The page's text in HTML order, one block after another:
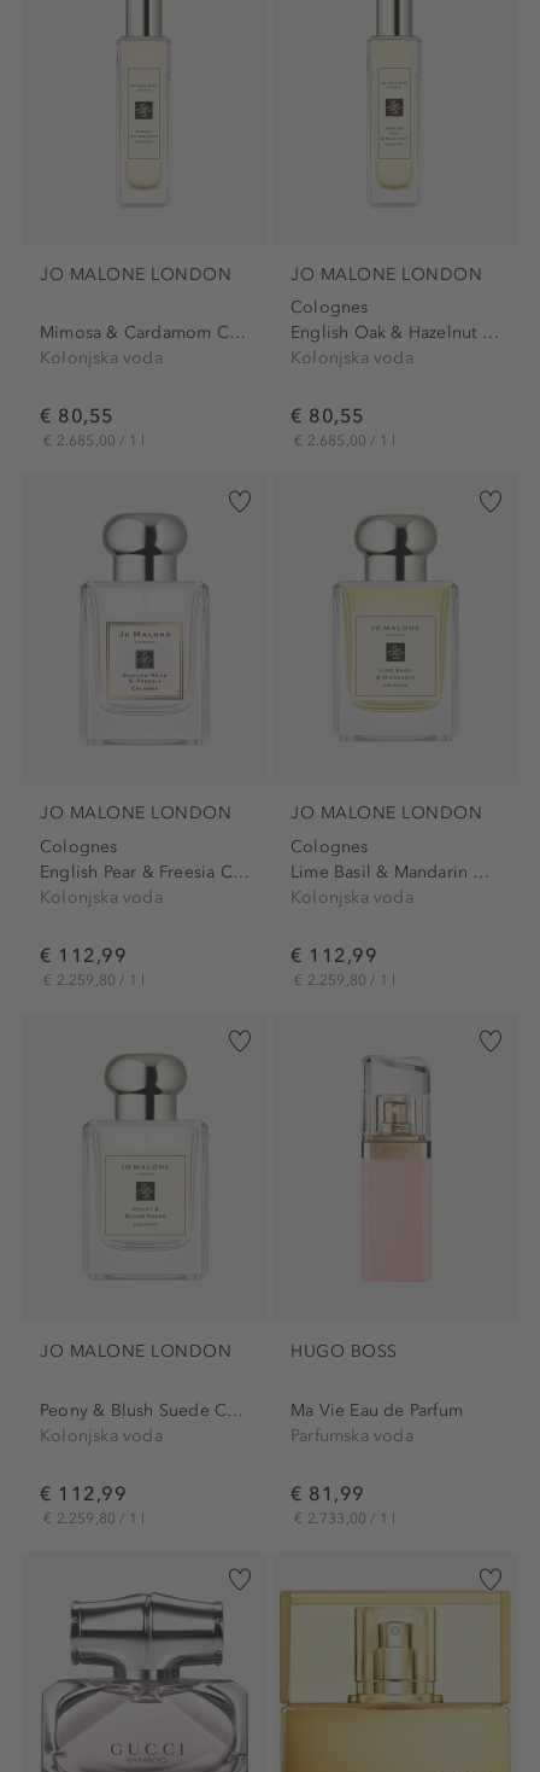
JO MALONE LONDON
Mimosa & Cardamom Cologne
Kolonjska voda
€ 80,55
€ 2.685,00 / 1 l
JO MALONE LONDON
Colognes
English Oak & Hazelnut Cologne
Kolonjska voda
€ 80,55
€ 2.685,00 / 1 l
JO MALONE LONDON
Colognes
English Pear & Freesia Cologne
Kolonjska voda
€ 112,99
€ 2.259,80 / 1 l
JO MALONE LONDON
Colognes
Lime Basil & Mandarin Cologne
Kolonjska voda
€ 112,99
€ 2.259,80 / 1 l
JO MALONE LONDON
Peony & Blush Suede Cologne
Kolonjska voda
€ 112,99
€ 2.259,80 / 1 l
HUGO BOSS
Ma Vie Eau de Parfum
Parfumska voda
€ 81,99
€ 2.733,00 / 1 l